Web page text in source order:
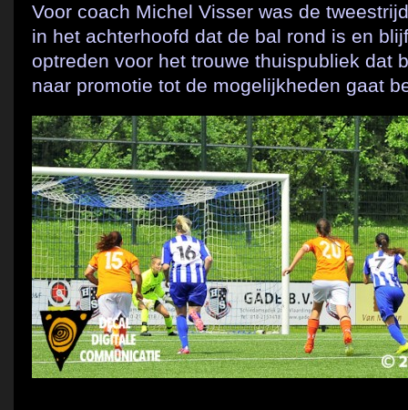
Voor coach Michel Visser was de
in het achterhoofd dat de bal rond is en
optreden voor het trouwe thuispubliek dat
naar promotie tot de mogelijkheden gaat